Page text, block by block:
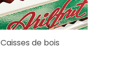
Caisses de bois